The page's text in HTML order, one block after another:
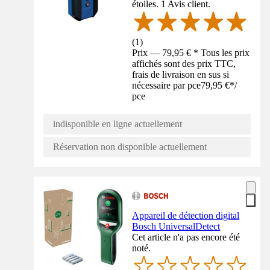
étoiles. 1 Avis client.
(1)
Prix — 79,95 € * Tous les prix
affichés sont des prix TTC,
frais de livraison en sus si
nécessaire par pce79,95 €*/
pce
indisponible en ligne actuellement
Réservation non disponible actuellement
Appareil de détection digital
Bosch UniversalDetect
Cet article n'a pas encore été
noté.